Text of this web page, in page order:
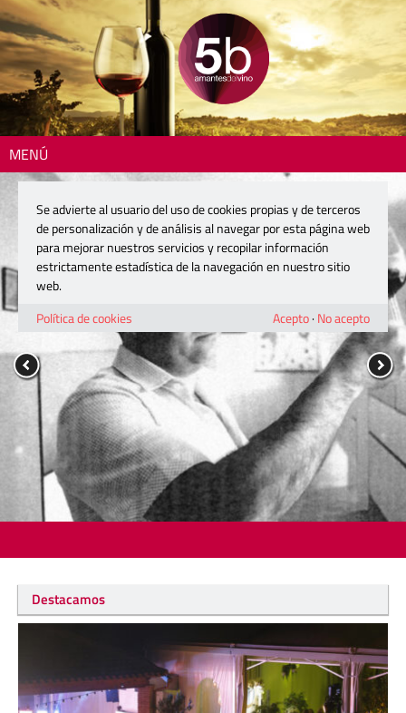
MENÚ
Destacamos
Se advierte al usuario del uso de cookies propias y de terceros
de personalización y de análisis al navegar por esta página web
para mejorar nuestros servicios y recopilar información
estrictamente estadística de la navegación en nuestro sitio
web.
Política de cookies
Acepto· No acepto